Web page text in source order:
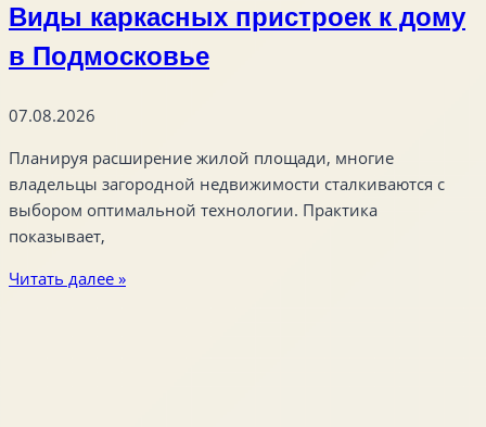
Виды каркасных пристроек к дому
в Подмосковье
07.08.2026
Планируя расширение жилой площади, многие
владельцы загородной недвижимости сталкиваются с
выбором оптимальной технологии. Практика
показывает,
Читать далее »